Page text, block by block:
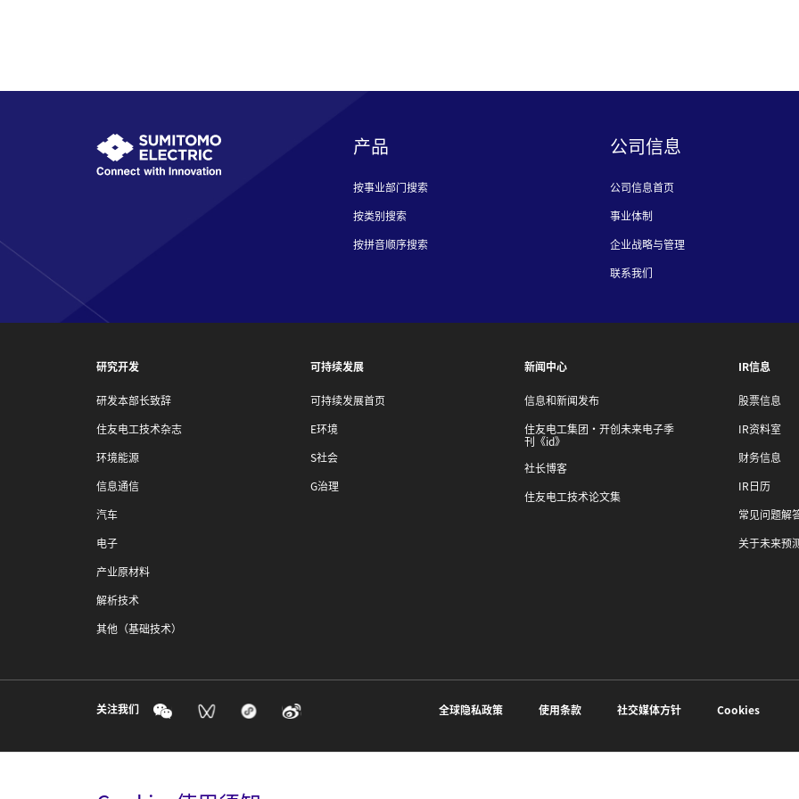
产品
按事业部门搜索
按类别搜索
按拼音顺序搜索
公司信息
公司信息首页
事业体制
企业战略与管理
联系我们
研究开发
研发本部长致辞
住友电工技术杂志
环境能源
信息通信
汽车
电子
产业原材料
解析技术
其他（基础技术）
可持续发展
可持续发展首页
E环境
S社会
G治理
新闻中心
信息和新闻发布
住友电工集团・开创未来电子季
刊《id》
社长博客
住友电工技术论文集
IR信息
股票信息
IR资料室
财务信息
IR日历
常见问题解
关于未来预
关注我们 全球隐私政策 使用条款 社交媒体方针 Cookies